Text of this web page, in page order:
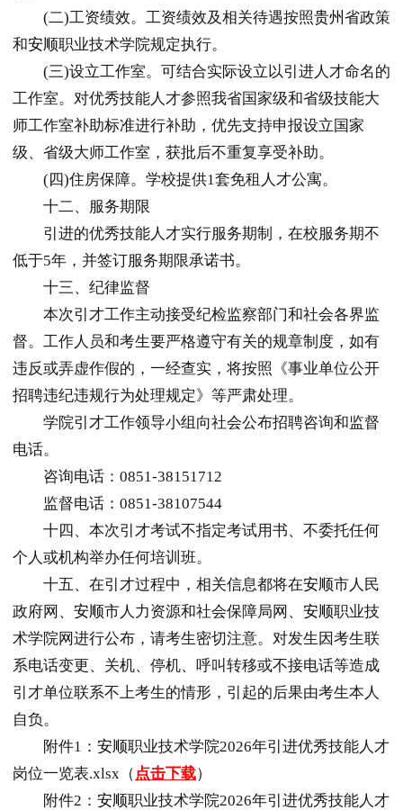
(二)工资绩效。工资绩效及相关待遇按照贵州 省政策
和安顺职业技术学院规定执行。
(三)设立工作室。可结合实际设立以引进人才命名的
工作室。对优秀技能人才参照我省国家级和省级技能大
师工作室补助标准进行补助，优先支持申报设立国家
级、省级大师工作室，获批后不重复享受补助。
(四)住房保障。学校提供1套免租人才公寓。
十二、服务期限
引进的优秀技能人才实行服务期制，在校服务期不
低于5年，并签订服务期限承诺书。
十三、纪律监督
本次引才工作主动接受纪检监察部门和社会各界监
督。工作人员和考生要严格遵守有关的规章制度，如有
违反或弄虚作假的，一经查实，将按照《事业单位公开
招聘违纪违规行为处理规定》等严肃处理。
学院引才工作领导小组向社会公布招聘咨询和监督
电话。
咨询电话：0851-38151712
监督电话：0851-38107544
十四、本次引才考试不指定考试用书、不委托任何
个人或机构举办任何培训班。
十五、在引才过程中，相关信息都将在安顺市人民
政府网、 安顺市人力资源和社会保障局网、 安顺职业技
术学院网进行公布，请考生密切注意。对发生因考生联
系电话变更、关机、停机、呼叫转移或不接电话等造成
引才单位联系不上考生的情形，引起的后果由考生本人
自负。
附件1： 安顺职业技术学院2026年引进优秀技能人才
岗位一览表.xlsx（ 点击下载）
附件2： 安顺职业技术学院2026年引进优秀技能人才